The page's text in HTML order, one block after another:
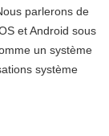
parlerons de
et Android sous
un système
système